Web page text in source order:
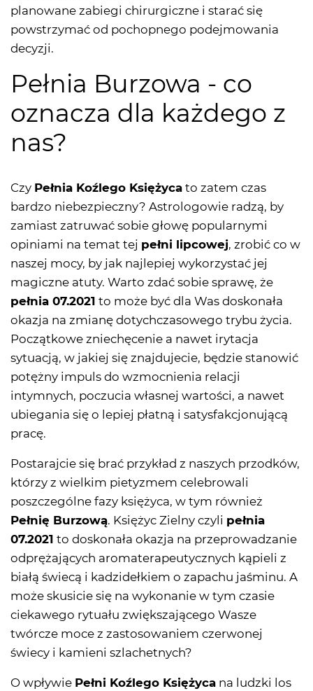
planowane zabiegi chirurgiczne i starać się
powstrzymać od pochopnego podejmowania
decyzji.
Pełnia Burzowa - co
oznacza dla każdego z
nas?
Czy Pełnia Koźlego Księżyca to zatem czas
bardzo niebezpieczny? Astrologowie radzą, by
zamiast zatruwać sobie głowę popularnymi
opiniami na temat tej pełni lipcowej, zrobić co w
naszej mocy, by jak najlepiej wykorzystać jej
magiczne atuty. Warto zdać sobie sprawę, że
pełnia 07.2021 to może być dla Was doskonała
okazja na zmianę dotychczasowego trybu życia.
Początkowe zniechęcenie a nawet irytacja
sytuacją, w jakiej się znajdujecie, będzie stanowić
potężny impuls do wzmocnienia relacji
intymnych, poczucia własnej wartości, a nawet
ubiegania się o lepiej płatną i satysfakcjonującą
pracę.
Postarajcie się brać przykład z naszych przodków,
którzy z wielkim pietyzmem celebrowali
poszczególne fazy księżyca, w tym również
Pełnię Burzową. Księżyc Zielny czyli pełnia
07.2021 to doskonała okazja na przeprowadzanie
odprężających aromaterapeutycznych kąpieli z
białą świecą i kadzidełkiem o zapachu jaśminu. A
może skusicie się na wykonanie w tym czasie
ciekawego rytuału zwiększającego Wasze
twórcze moce z zastosowaniem czerwonej
świecy i kamieni szlachetnych?
O wpływie Pełni Koźlego Księżyca na ludzki los